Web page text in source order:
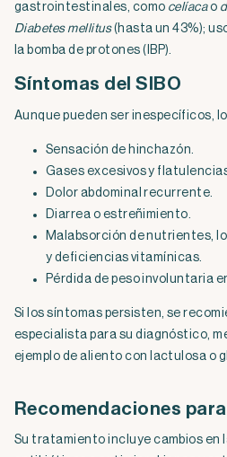
gastrointestinales, como celíacao
Diabetes mellitus(hasta un 43%);
la bomba de protones (IBP).
Síntomas del SIBO
Aunque pueden ser inespecíficos,
Sensación de hinchazón.
Gases excesivos y
Dolor abdominal recurrente.
Diarrea o estreñimiento.
Malabsorción de nutrientes,
y deficiencias vitamínicas.
Pérdida de peso involuntaria
Si los síntomas persisten, se
especialista para su diagnóstico,
ejemplo de aliento con lactulosa o
Recomendaciones
Su tratamiento incluye cambios en